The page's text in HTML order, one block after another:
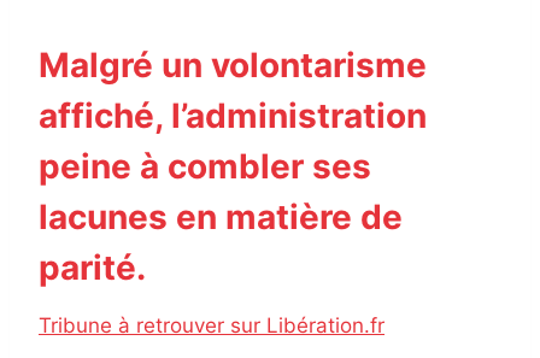
Malgré un volontarisme
affiché, l’administration
peine à combler ses
lacunes en matière de
parité.
Tribune à retrouver sur Libération.fr